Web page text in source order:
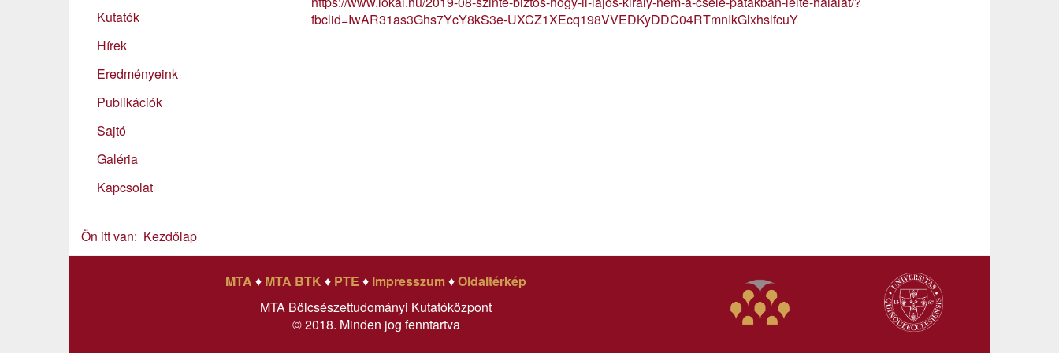
fbclid=IwAR31as3Ghs7YcY8kS3e-UXCZ1XEcq198VVEDKyDDC04RTmnIkGlxhslfcuY
Kutatók
Hírek
Eredményeink
Publikációk
Sajtó
Galéria
Kapcsolat
Ön itt van: Kezdőlap
MTA ♦ MTA BTK ♦ PTE ♦ Impresszum♦Oldaltérkép
MTA Bölcsészettudományi Kutatóközpont
© 2018. Minden jog fenntartva